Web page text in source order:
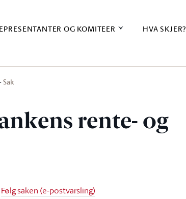
OG KOMITEER HVA SKJER?
Sak
rente- og
Følg saken (e-postvarsling)